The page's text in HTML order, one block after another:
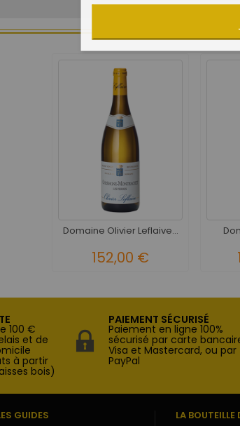
3 AUTRES
Domaine Olivier Leflaive...
152,00 €
100 €
et de
à partir
bois)
PAIEMENT SÉCURISÉ
Paiement en ligne 100%
sécurisé par carte
Visa et Mastercard, ou par
PayPal
GUIDES LA BOUTEILLE